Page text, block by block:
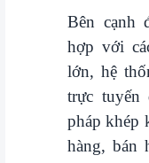
Bên cạnh
hợp với
lớn, hệ
trực tuyến
pháp khép
hàng, bán